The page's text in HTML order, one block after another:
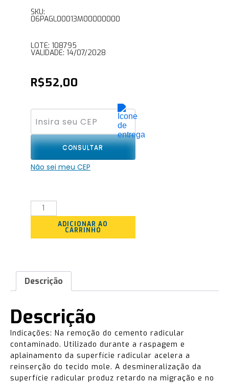
SKU:
06PAGL00013M00000000
LOTE: 108795
VALIDADE: 14/07/2028
R$52,00
CONSULTAR
Não sei meu CEP
Quantidade
ADICIONAR AO
CARRINHO
Descrição
Descrição
Indicações: Na remoção do cemento radicular
contaminado. Utilizado durante a raspagem e
aplainamento da superfície radicular acelera a
reinserção do tecido mole. A desmineralização da
superfície radicular produz retardo na migração e no